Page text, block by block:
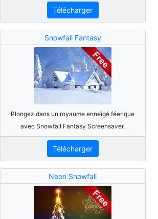
Télécharger
Snowfall Fantasy
Plongez dans un royaume enneigé féerique
avec Snowfall Fantasy Screensaver.
Télécharger
Neon Snowfall